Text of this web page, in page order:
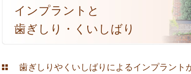
インプラントと
歯ぎしり・くいしばり
歯ぎしりやくいしばりによるインプラント